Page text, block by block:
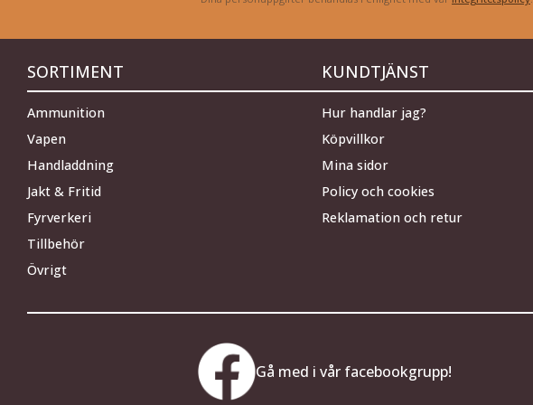
SORTIMENT
Ammunition
Vapen
Handladdning
Jakt & Fritid
Fyrverkeri
Tillbehör
Övrigt
KUNDTJÄNST
Hur handlar jag?
Köpvillkor
Mina sidor
Policy och cookies
Reklamation och retur
Gå med i vår facebookgrupp!